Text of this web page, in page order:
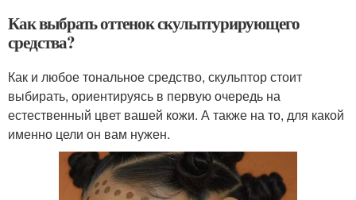
Как выбрать оттенок скульптурирующего
средства?
Как и любое тональное средство, скульптор стоит
выбирать, ориентируясь в первую очередь на
естественный цвет вашей кожи. А также на то, для какой
именно цели он вам нужен.